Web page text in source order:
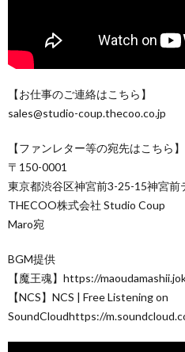
【お仕事のご連絡はこちら】
sales@studio-coup.thecoo.co.jp
【ファンレター等の宛先はこちら】
〒150-0001
東京都渋谷区神宮前3-25-15神宮前
THECOO株式会社 Studio Coup
Maro宛
BGM提供
【魔王魂】https://
【NCS】NCS | Free Listening on
SoundCloudhttps://